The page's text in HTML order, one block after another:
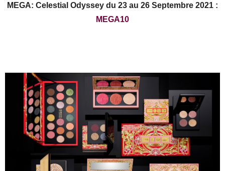
MEGA: Celestial Odyssey du 23 au 26 Septembre 2021 :
MEGA10